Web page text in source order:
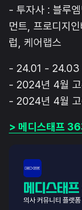
- 투자사 : 블루
먼트, 프로디지
럽, 케어랩스
- 24.01 - 24.03
- 2024년 4월 고
- 2024년 4월 고
> 메디스태프 36